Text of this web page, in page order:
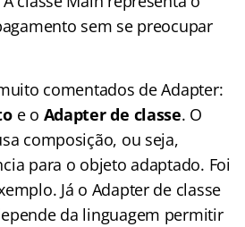
sem se preocupar
comentados de Adapter:
e o Adapter de classe. O
composição, ou seja,
para o objeto adaptado. Foi
Já o Adapter de classe
da linguagem permitir